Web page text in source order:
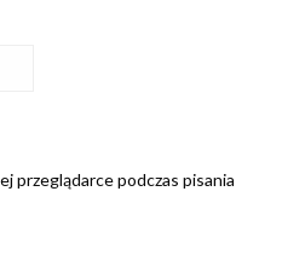
przeglądarce podczas pisania